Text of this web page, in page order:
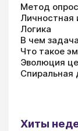
Метод
Личностная
Логика
В чем
Что такое
Эволюция
Спиральная
Хиты